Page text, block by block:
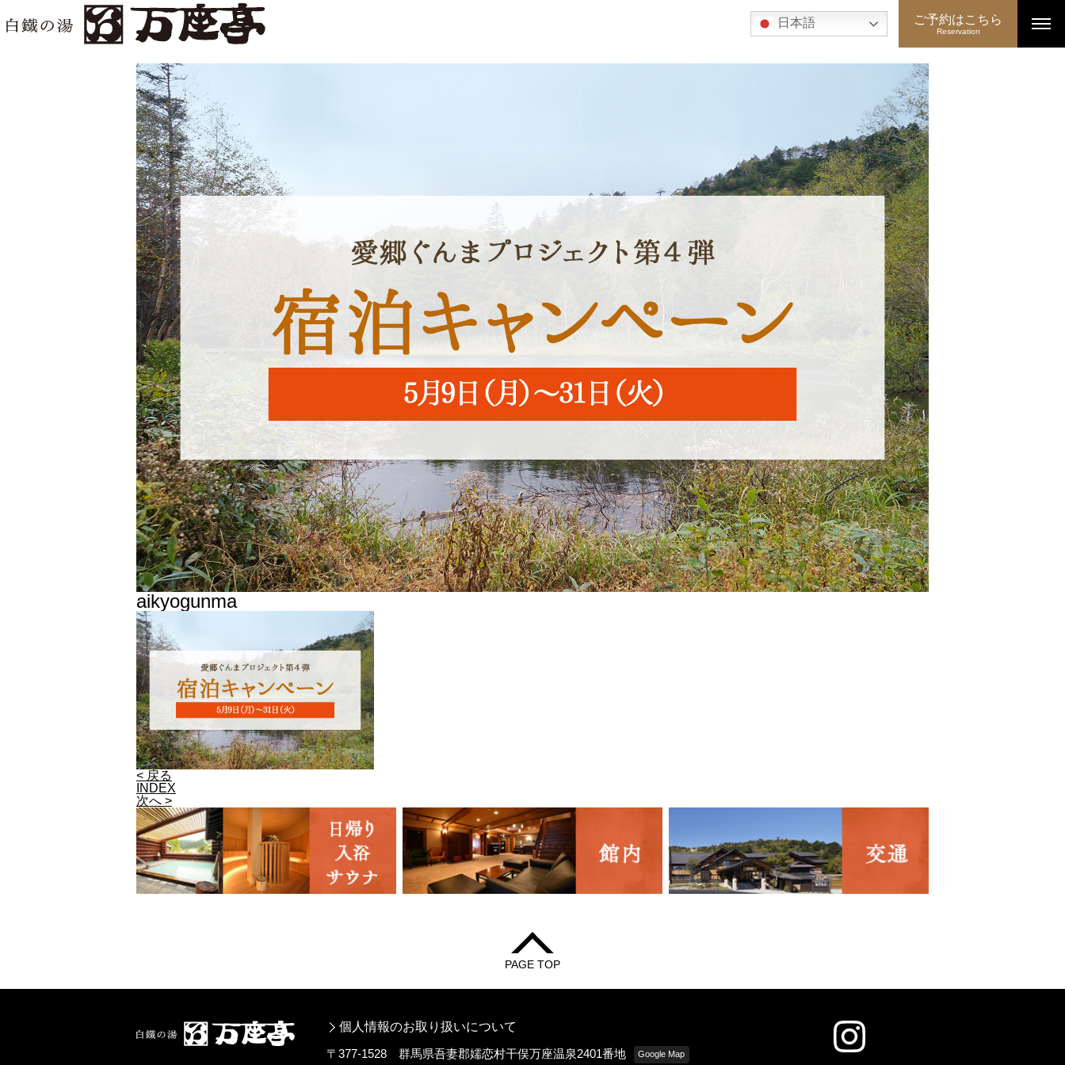
日本語 ご予約はこちら
Reservation
aikyogunma
< 戻る
INDEX
次へ >
PAGE TOP
個人情報のお取り扱いについて
〒377-1528 群馬県吾妻郡嬬恋村干俣万座温泉2401番地
Google Map